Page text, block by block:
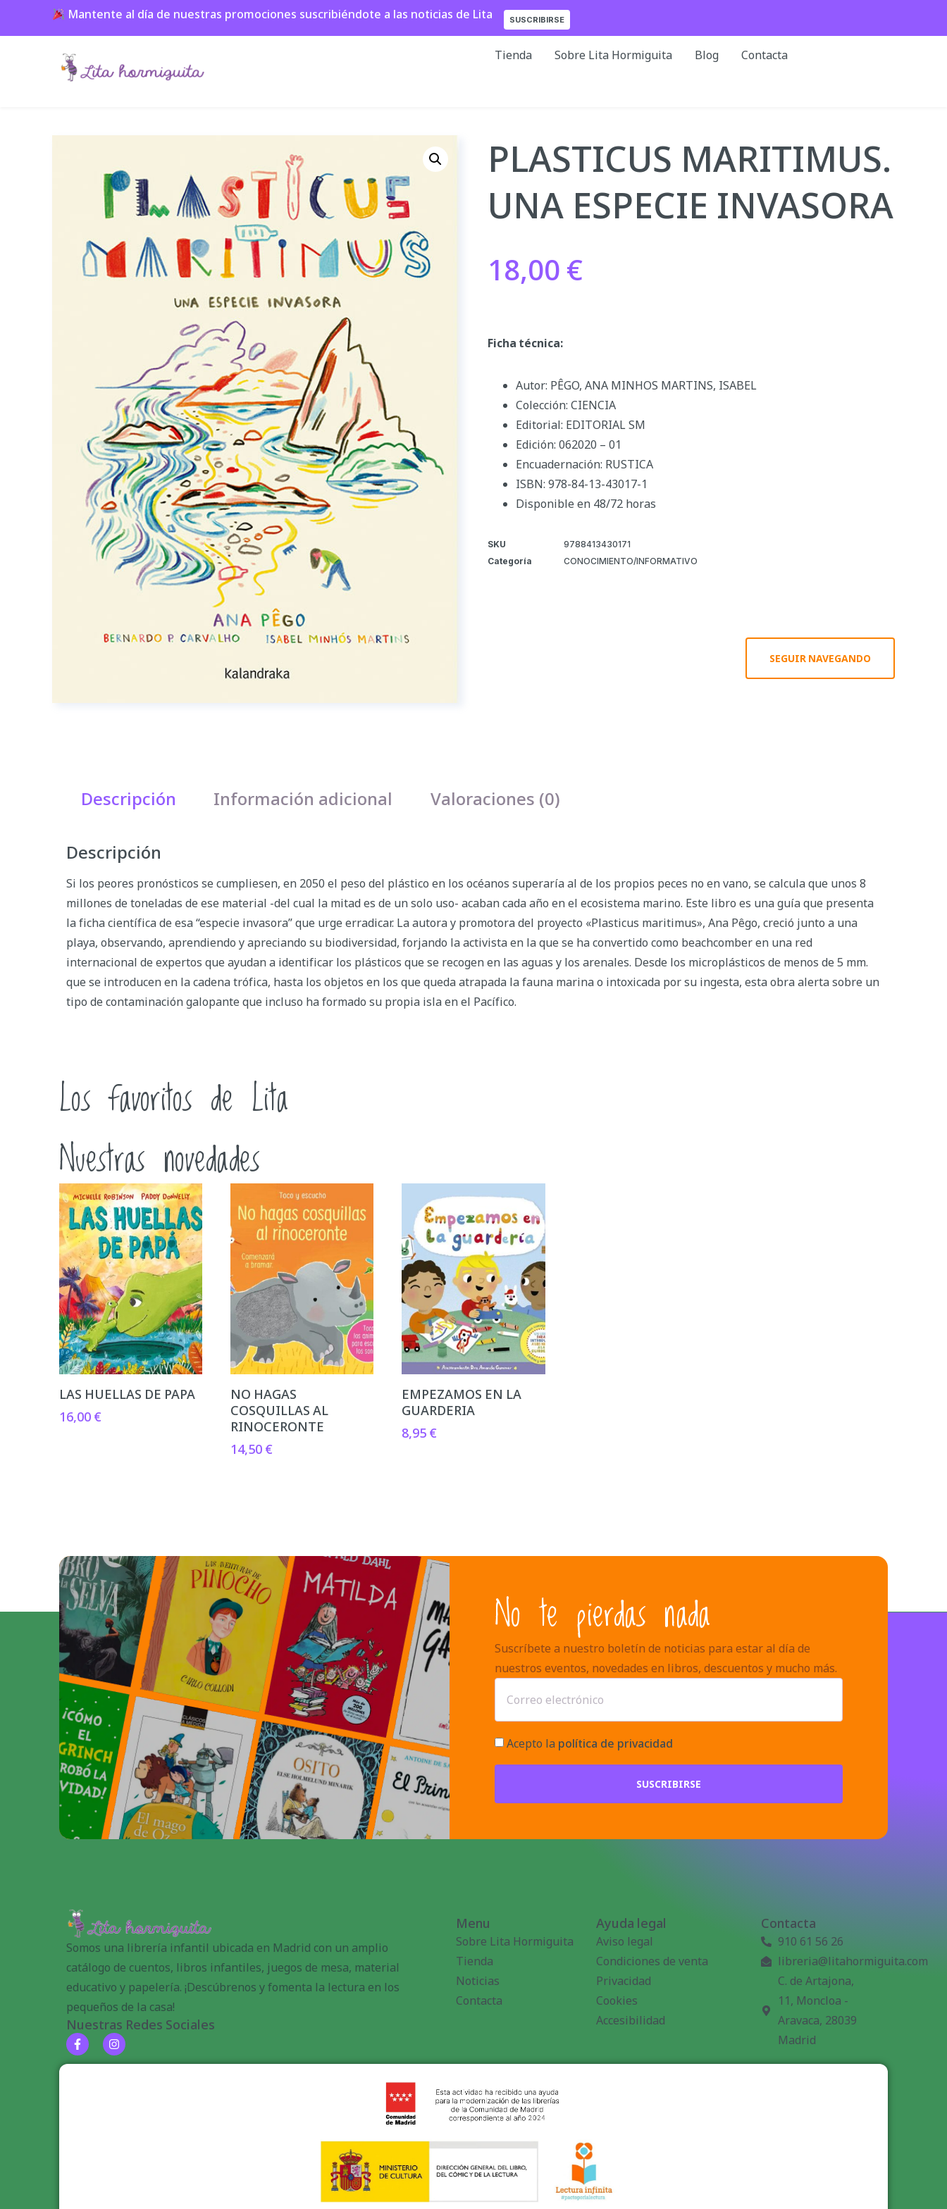
Mantente al día de nuestras promociones suscribiéndote a las noticias de Lita SUSCRIBIRSE
Tienda Sobre Lita Hormiguita Blog Contacta
PLASTICUS MARITIMUS.
UNA ESPECIE INVASORA
18,00 €
Ficha técnica:
Autor: PÊGO, ANA MINHOS MARTINS, ISABEL
Colección: CIENCIA
Editorial: EDITORIAL SM
Edición: 062020 – 01
Encuadernación: RUSTICA
ISBN: 978-84-13-43017-1
Disponible en 48/72 horas
SKU
9788413430171
Categoría
CONOCIMIENTO/INFORMATIVO
SEGUIR NAVEGANDO
Descripción Información adicional Valoraciones (0)
Descripción
Si los peores pronósticos se cumpliesen, en 2050 el peso del plástico en los océanos superaría al de los propios peces no en vano, se calcula que unos 8
millones de toneladas de ese material -del cual la mitad es de un solo uso- acaban cada año en el ecosistema marino. Este libro es una guía que presenta
la ficha científica de esa “especie invasora” que urge erradicar. La autora y promotora del proyecto «Plasticus maritimus», Ana Pêgo, creció junto a una
playa, observando, aprendiendo y apreciando su biodiversidad, forjando la activista en la que se ha convertido como beachcomber en una red
internacional de expertos que ayudan a identificar los plásticos que se recogen en las aguas y los arenales. Desde los microplásticos de menos de 5 mm.
que se introducen en la cadena trófica, hasta los objetos en los que queda atrapada la fauna marina o intoxicada por su ingesta, esta obra alerta sobre un
tipo de contaminación galopante que incluso ha formado su propia isla en el Pacífico.
Los favoritos de Lita
Nuestras novedades
LAS HUELLAS DE PAPA
16,00 €
NO HAGAS
COSQUILLAS AL
RINOCERONTE
14,50 €
EMPEZAMOS EN LA
GUARDERIA
8,95 €
No te pierdas nada
Suscríbete a nuestro boletín de noticias para estar al día de
nuestros eventos, novedades en libros, descuentos y mucho más.
Acepto la política de privacidad
SUSCRIBIRSE
Somos una librería infantil ubicada en Madrid con un amplio
catálogo de cuentos, libros infantiles, juegos de mesa, material
educativo y papelería. ¡Descúbrenos y fomenta la lectura en los
pequeños de la casa!
Nuestras Redes Sociales
Menu
Sobre Lita Hormiguita
Tienda
Noticias
Contacta
Ayuda legal
Aviso legal
Condiciones de venta
Privacidad
Cookies
Accesibilidad
Contacta
910 61 56 26
libreria@litahormiguita.com
C. de Artajona,
11, Moncloa -
Aravaca, 28039
Madrid